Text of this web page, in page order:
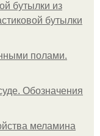
бутылки из
бутылки
полами.
Обозначения
меламина